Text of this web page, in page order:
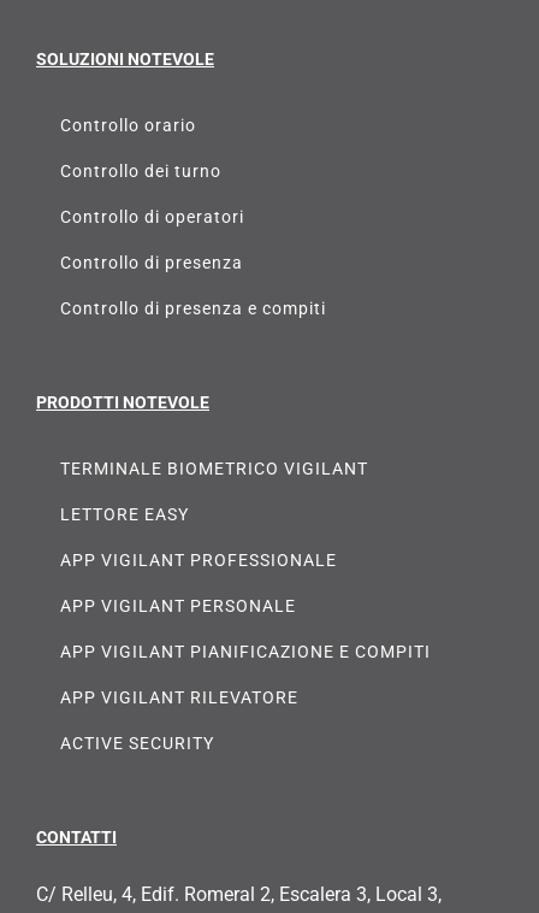
SOLUZIONI NOTEVOLE
Controllo orario
Controllo dei turno
Controllo di operatori
Controllo di presenza
Controllo di presenza e compiti
PRODOTTI NOTEVOLE
TERMINALE BIOMETRICO VIGILANT
LETTORE EASY
APP VIGILANT PROFESSIONALE
APP VIGILANT PERSONALE
APP VIGILANT PIANIFICAZIONE E COMPITI
APP VIGILANT RILEVATORE
ACTIVE SECURITY
CONTATTI
C/ Relleu, 4, Edif. Romeral 2, Escalera 3, Local 3,